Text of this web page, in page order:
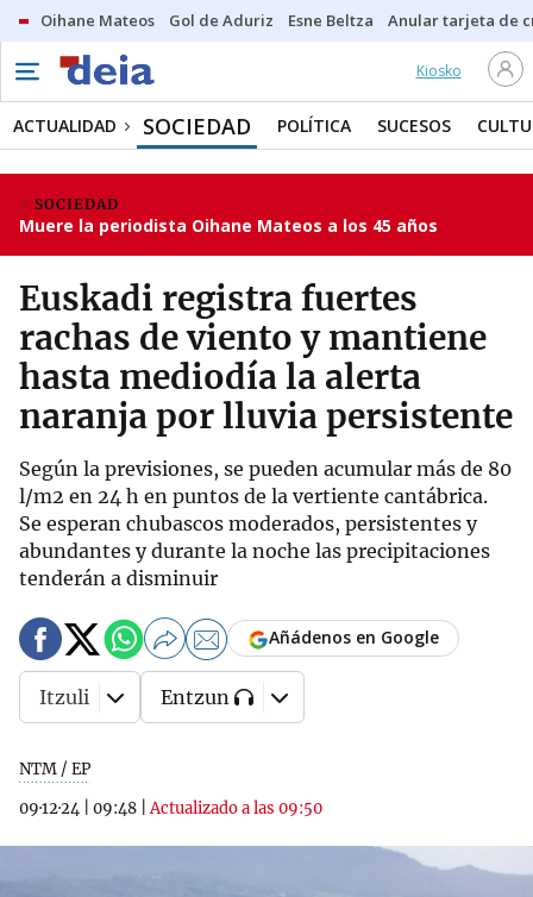
Oihane Mateos Gol de Aduriz Esne Beltza Anular tarjeta de
Kiosko
ACTUALIDAD SOCIEDAD POLÍTICA SUCESOS
SOCIEDAD
Muere la periodista Oihane Mateos a los 45 años
Euskadi registra fuertes
rachas de viento y mantiene
hasta mediodía la alerta
naranja por lluvia persistente
Según la previsiones, se pueden acumular más de 80
l/m2 en 24 h en puntos de la vertiente cantábrica.
Se esperan chubascos moderados, persistentes y
abundantes y durante la noche las precipitaciones
tenderán a disminuir
NTM / EP
09·12·24
09:48 |Actualizado a las 09:50
Añádenos en Google
Itzuli Entzun